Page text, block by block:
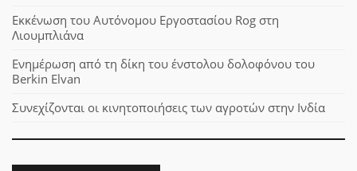
Εκκένωση του Αυτόνομου Εργοστασίου Rog στη
Λιουμπλιάνα
Ενημέρωση από τη δίκη του ένστολου δολοφόνου του
Berkin Elvan
Συνεχίζονται οι κινητοποιήσεις των αγροτών στην Ινδία